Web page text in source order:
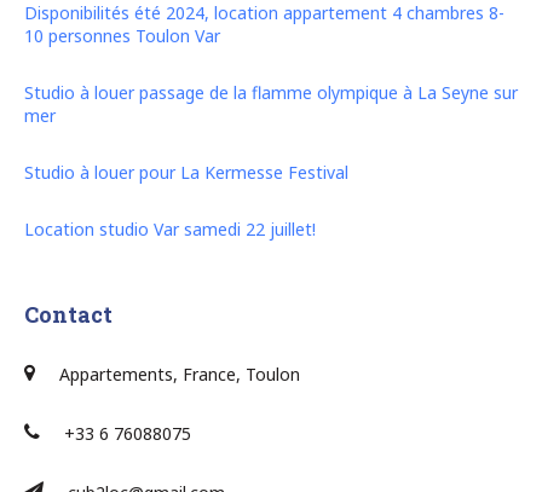
Disponibilités été 2024, location appartement 4 chambres 8-
10 personnes Toulon Var
Studio à louer passage de la flamme olympique à La Seyne sur
mer
Studio à louer pour La Kermesse Festival
Location studio Var samedi 22 juillet!
Contact
Appartements, France, Toulon
+33 6 76088075